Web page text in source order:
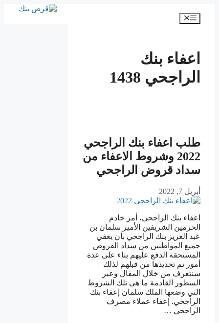
المحتوى
القائمة
اعفاء بنك
الراجحي 1438
طلب اعفاء بنك الراجحي
2022 وشروط الاعفاء من
سداد قروض الراجحي
أبريل 7, 2022
اعفاء بنك الراجحي، أمر خادم
الحرمين الشريفين الأمير سلمان بن
عبد العزيز بنك الراجحي بأن يعفي
جميع المواطنين من سداد القروض
المستحقة الدفع عليهم بناء على عدة
أمور تم تحديدها من قبلهم لذلك
سنتعرف من خلال المقال وعبر
السطور القادمة ما هي تلك الشروط
التي وضعها الملك سلمان إعفاء بنك
الراجحي. إعفاء عملاء مصرف
الراجحي …